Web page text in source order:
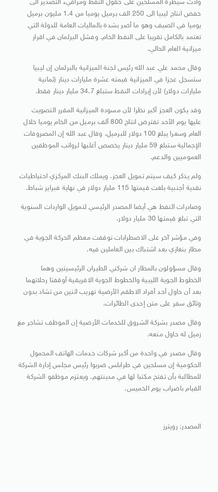
وأدت سيطرة المسلحين على حقول النفط ومرافيء التصدير الى
خفض انتاج ليبيا الى 250 الف برميل يوميا من 1.4 مليون برميل
يوميا في الصيف وهو ما أضر بشدة بالماليات العامة للدولة التي
تعتمد بالكامل تقريبا على النفط الخام. وفشل البرلمان في اقرار
ميزانية العام الحالي.
وقال محمد علي عبد الله رئيس لجنة الميزانية بالبرلمان إن ليبيا
ستسجل عجزا في الميزانية قيمته عشرة مليارات دينار (ثمانية
مليارات دولار) لأن إيرادات النفط ستبلغ 34.7 مليار دينار فقط.
وقد يكون العجز أكبر نظرا لأن مسودة الميزانية المقرر التصويت
عليها يوم الأحد تفترض انتاج 800 ألف برميل من الخام يوميا خلال
العام وسعرا يبلغ 100 دولار للبرميل. وقال عبد الله إن المصروفات
الإجمالية ستبلغ 59 مليار دينار يخصص أغلبها لرواتب الموظفين
العموميين والدعم.
ولم يذكر كيف سيتم تمويل العجز. ويملك البنك المركزي احتياطيات
نقدية أجنبية بلغت قيمتها 115 مليار دولار في نهاية فبراير شباط.
وصادرات النفط هي أيضا المصدر الرئيسي لتمويل الواردات السنوية
التي تبلغ قيمتها 30 مليار دولار.
وفي مؤشر آخر على الاضطرابات توقفت معظم الحركة الجوية في
مطار بنغازي بعد اشتباك بين العاملين فيه.
وقال مسؤولون بالمطار ان شركتي الطيران الرئيسيتين وهما
الخطوط الجوية الليبية والخطوط الجوية الافريقية أوقفتا رحلاتهما
بعد أن حاول أحد أفراد الاطقم الأرضية تهريب اثنين من تشاد بدون
وثائق سفر على متن إحدى الطائرات.
وقال مصدر بشركة الشروق للخدمات الأرضية إن الموظف تشاجر مع
زميل له حاول منعه.
وقال مصدر في واحدة من أكبر شركات خدمات الهاتف المحمول
الحكومية إن مسلحين في طرابلس ضربوا رئيس مجلس إدارة الشركة
للمطالبة بأن تفتح مكتبا لها في مدينتهم. ويعتزم موظفو الشركة
القيام باضراب يوم الخميس.
المصدر: رويترز